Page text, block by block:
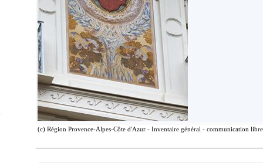
(c) Région Provence-Alpes-Côte d'Azur - Inventaire général - communication